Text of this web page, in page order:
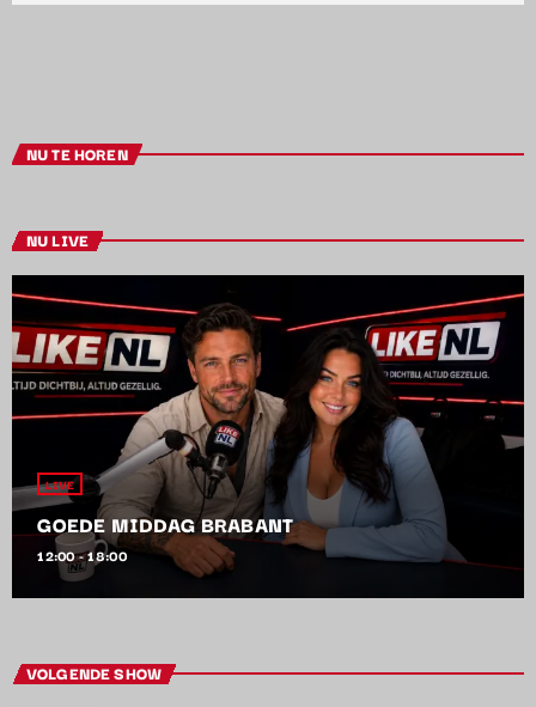
NU TE HOREN
NU LIVE
LIVE
GOEDE MIDDAG BRABANT
12:00 - 18:00
VOLGENDE SHOW